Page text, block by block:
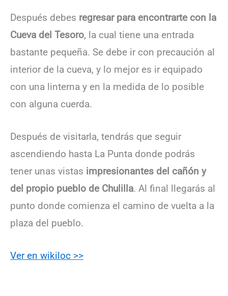
Después debes regresar para encontrarte con la
Cueva del Tesoro, la cual tiene una entrada
bastante pequeña. Se debe ir con precaución al
interior de la cueva, y lo mejor es ir equipado
con una linterna y en la medida de lo posible
con alguna cuerda.
Después de visitarla, tendrás que seguir
ascendiendo hasta La Punta donde podrás
tener unas vistas impresionantes del cañón y
del propio pueblo de Chulilla. Al final llegarás al
punto donde comienza el camino de vuelta a la
plaza del pueblo.
Ver en wikiloc >>